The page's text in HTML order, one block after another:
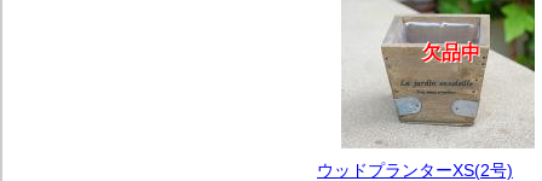
欠品中
欠品中
欠品中
ウッドプランターXS(2号)